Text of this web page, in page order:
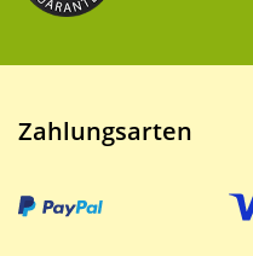
Zahlungsarten